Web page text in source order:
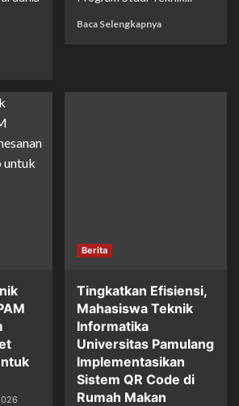
Baca Selengkapnya
Berita
Tingkatkan Efisiensi,
Mahasiswa Teknik
Informatika
Universitas Pamulang
Implementasikan
Sistem QR Code di
Rumah Makan